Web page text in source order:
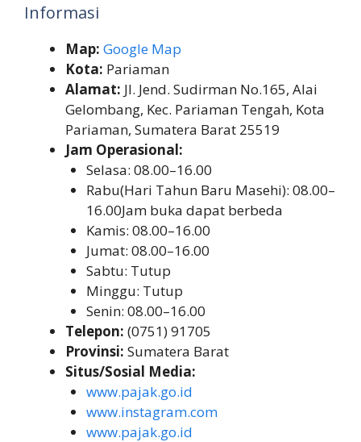
Informasi
Map: Google Map
Kota: Pariaman
Alamat: Jl. Jend. Sudirman No.165, Alai
Gelombang, Kec. Pariaman Tengah, Kota
Pariaman, Sumatera Barat 25519
Jam Operasional:
Selasa: 08.00–16.00
Rabu(Hari Tahun Baru Masehi): 08.00–
16.00Jam buka dapat berbeda
Kamis: 08.00–16.00
Jumat: 08.00–16.00
Sabtu: Tutup
Minggu: Tutup
Senin: 08.00–16.00
Telepon: (0751) 91705
Provinsi: Sumatera Barat
Situs/Sosial Media:
www.pajak.go.id
www.instagram.com
www.pajak.go.id